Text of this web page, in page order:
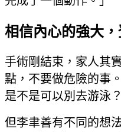
相信內心的強大
手術剛結束，家人其
點，不要做危險的事
是不是可以別去游泳？
但李聿善有不同的想